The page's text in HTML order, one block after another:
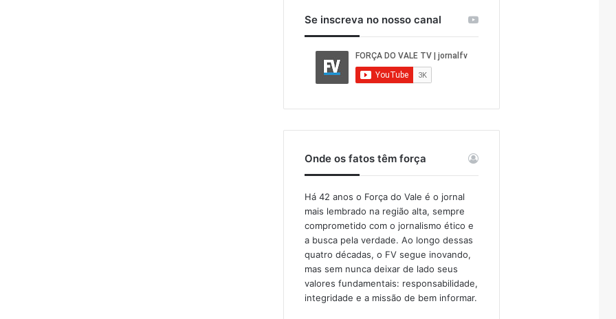
Se inscreva no nosso canal
Onde os fatos têm força
Há 42 anos o Força do Vale é o jornal
mais lembrado na região alta, sempre
comprometido com o jornalismo ético e
a busca pela verdade. Ao longo dessas
quatro décadas, o FV segue inovando,
mas sem nunca deixar de lado seus
valores fundamentais: responsabilidade,
integridade e a missão de bem informar.​